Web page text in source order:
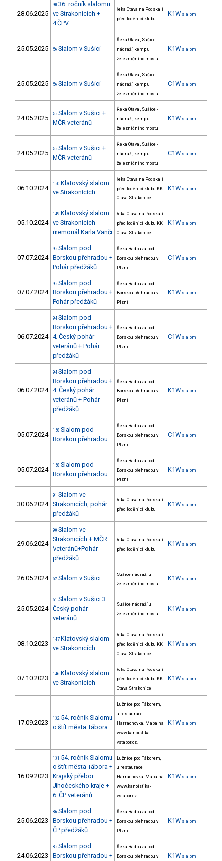
28.06.2025
90 36. ročník slalomu
ve Strakonicích +
4.ČPV
řeka Otava na Podskalí
před loděnicí klubu
K1W slalom
25.05.2025 56 Slalom v Sušici
Řeka Otava , Sušice -
nádraží, kemp u
železničního mostu
K1W slalom
25.05.2025 56 Slalom v Sušici
Řeka Otava , Sušice -
nádraží, kemp u
železničního mostu
C1W slalom
24.05.2025
55 Slalom v Sušici +
MČR veteránů
Řeka Otava , Sušice -
nádraží, kemp u
železničního mostu
K1W slalom
24.05.2025
55 Slalom v Sušici +
MČR veteránů
Řeka Otava , Sušice -
nádraží, kemp u
železničního mostu
C1W slalom
06.10.2024
150 Klatovský slalom
ve Strakonicích
řeka Otava na Podskalí
před loděnicí klubu KK
Otava Strakonice
K1W slalom
05.10.2024
149 Klatovský slalom
ve Strakonicích -
memoriál Karla Vanči
řeka Otava na Podskalí
před loděnicí klubu KK
Otava Strakonice
K1W slalom
07.07.2024
95 Slalom pod
Borskou přehradou +
Pohár předžáků
Řeka Radbuza pod
Borskou přehradou v
Plzni
C1W slalom
07.07.2024
95 Slalom pod
Borskou přehradou +
Pohár předžáků
Řeka Radbuza pod
Borskou přehradou v
Plzni
K1W slalom
06.07.2024
94 Slalom pod
Borskou přehradou +
4. Český pohár
veteránů + Pohár
předžáků
Řeka Radbuza pod
Borskou přehradou v
Plzni
C1W slalom
06.07.2024
94 Slalom pod
Borskou přehradou +
4. Český pohár
veteránů + Pohár
předžáků
Řeka Radbuza pod
Borskou přehradou v
Plzni
K1W slalom
05.07.2024
158 Slalom pod
Borskou přehradou
Řeka Radbuza pod
Borskou přehradou v
Plzni
C1W slalom
05.07.2024
158 Slalom pod
Borskou přehradou
Řeka Radbuza pod
Borskou přehradou v
Plzni
K1W slalom
30.06.2024
91 Slalom ve
Strakonicích, pohár
předžáků
řeka Otava na Podskalí
před loděnicí klubu
K1W slalom
29.06.2024
90 Slalom ve
Strakonicích + MČR
Veteránů+Pohár
předžáků
řeka Otava na Podskalí
před loděnicí klubu
K1W slalom
26.05.2024 62 Slalom v Sušici
Sušice nádraží u
železničního mostu.
K1W slalom
25.05.2024
61 Slalom v Sušici 3.
Český pohár
veteránů
Sušice nádraží u
železničního mostu.
K1W slalom
08.10.2023
147 Klatovský slalom
ve Strakonicích
řeka Otava na Podskalí
před loděnicí klubu KK
Otava Strakonice
K1W slalom
07.10.2023
146 Klatovský slalom
ve Strakonicích
řeka Otava na Podskalí
před loděnicí klubu KK
Otava Strakonice
K1W slalom
17.09.2023
132 54. ročník Slalomu
o štít města Tábora
Lužnice pod Táborem,
u restaurace
Harrachovka. Mapa na
www.kanoistika-
vstabor.cz.
K1W slalom
16.09.2023
131 54. ročník Slalomu
o štít města Tábora +
Krajský přebor
Jihočeského kraje +
6. ČP veteránů
Lužnice pod Táborem,
u restaurace
Harrachovka. Mapa na
www.kanoistika-
vstabor.cz.
K1W slalom
25.06.2023
86 Slalom pod
Borskou přehradou +
ČP předžáků
Řeka Radbuza pod
Borskou přehradou v
Plzni
K1W slalom
24.06.2023
85 Slalom pod
Borskou přehradou +
Řeka Radbuza pod
Borskou přehradou v
K1W slalom